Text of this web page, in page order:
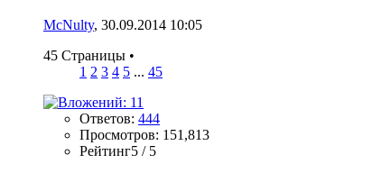
McNulty, 30.09.2014 10:05
45 Страницы •
1 2 3 4 5 ... 45
Ответов: 444
Просмотров: 151,813
Рейтинг5 / 5